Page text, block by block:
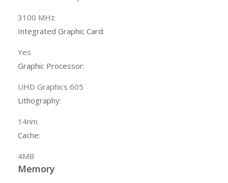
3100 MHz
Integrated Graphic Card:
Yes
Graphic Processor:
UHD Graphics 605
Lithography:
14nm
Cache:
4MB
Memory